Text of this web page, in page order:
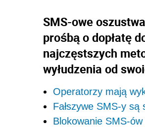
SMS-owe
prośbą o dopłatę
najczęstszych
wyłudzenia od
Operatorzy mają
Fałszywe SMS-y są
Blokowanie SMS-